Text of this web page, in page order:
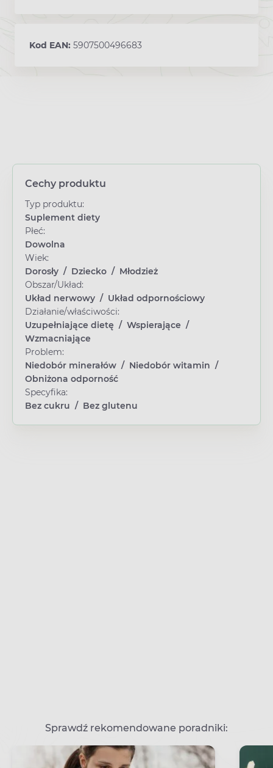
Kod EAN: 5907500496683
Cechy produktu
Typ produktu:
Suplement diety
Płeć:
Dowolna
Wiek:
Dorosły / Dziecko / Młodzież
Obszar/Układ:
Układ nerwowy / Układ odpornościowy
Działanie/właściwości:
Uzupełniające dietę / Wspierające /
Wzmacniające
Problem:
Niedobór minerałów / Niedobór witamin /
Obniżona odporność
Specyfika:
Bez cukru / Bez glutenu
Sprawdź rekomendowane poradniki: